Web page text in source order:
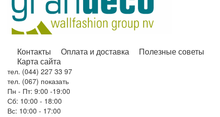
Контакты Оплата и доставка
Полезные советы
Карта сайта
тел. (044) 227 33 97
тел. (067) показать
Пн - Пт: 9:00 -19:00
Сб: 10:00 - 18:00
Вс: 10:00 - 17:00